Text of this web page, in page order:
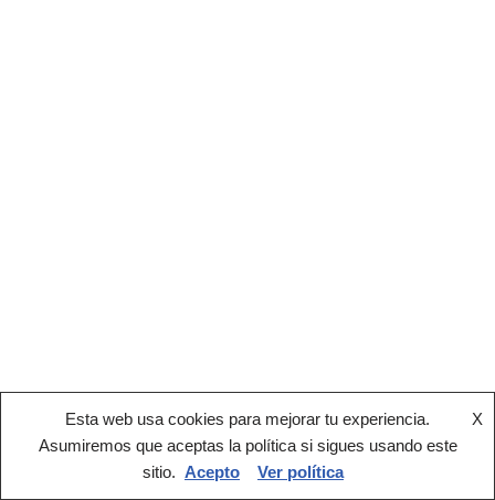
®2022 AEPY
Esta web usa cookies para mejorar tu experiencia.
Asumiremos que aceptas la política si sigues usando este
sitio.
X
Acepto Ver política